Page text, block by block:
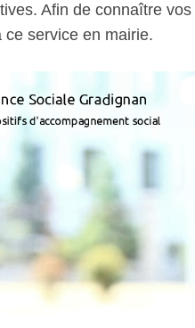
Afin de connaître
ce service en mairie.